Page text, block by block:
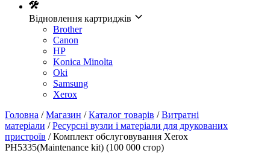
Відновлення картриджів
Brother
Canon
HP
Konica Minolta
Oki
Samsung
Xerox
Головна /Магазин /Каталог товарів /Витратні
матеріали /Ресурсні вузли і матеріали для друкованих
пристроїв / Комплект обслуговування Xerox
PH5335(Maintenance kit) (100 000 стор)